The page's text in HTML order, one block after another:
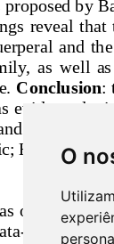
O